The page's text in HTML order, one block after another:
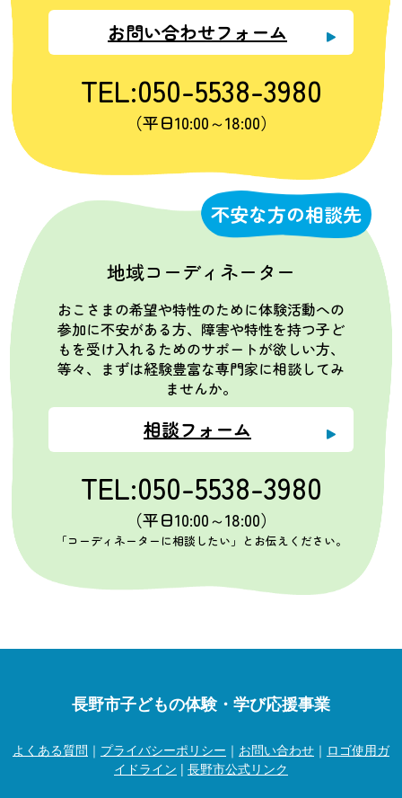
お問い合わせフォーム
TEL:050-5538-3980
（平日10:00～18:00）
不安な方の相談先
地域コーディネーター
おこさまの希望や特性のために体験活動への
参加に不安がある方、障害や特性を持つ子ど
もを受け入れるためのサポートが欲しい方、
等々、まずは経験豊富な専門家に相談してみ
ませんか。
相談フォーム
TEL:050-5538-3980
（平日10:00～18:00）
「コーディネーターに相談したい」とお伝えください。
長野市子どもの体験・学び応援事業
よくある質問 ｜ プライバシーポリシー ｜ お問い合わせ ｜ ロゴ使用ガ
イドライン | 長野市公式リンク